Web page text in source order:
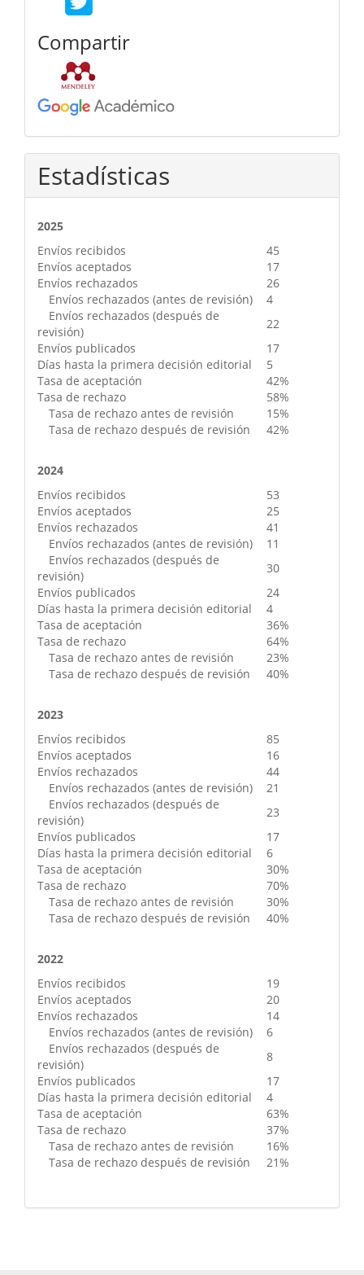
Compartir
Estadísticas
2025
Envíos recibidos
45
Envíos aceptados
17
Envíos rechazados
26
Envíos rechazados (antes de revisión)
4
Envíos rechazados (después de
revisión)
22
Envíos publicados
17
Días hasta la primera decisión editorial
5
Tasa de aceptación
42%
Tasa de rechazo
58%
Tasa de rechazo antes de revisión
15%
Tasa de rechazo después de revisión
42%
2024
Envíos recibidos
53
Envíos aceptados
25
Envíos rechazados
41
Envíos rechazados (antes de revisión)
11
Envíos rechazados (después de
revisión)
30
Envíos publicados
24
Días hasta la primera decisión editorial
4
Tasa de aceptación
36%
Tasa de rechazo
64%
Tasa de rechazo antes de revisión
23%
Tasa de rechazo después de revisión
40%
2023
Envíos recibidos
85
Envíos aceptados
16
Envíos rechazados
44
Envíos rechazados (antes de revisión)
21
Envíos rechazados (después de
revisión)
23
Envíos publicados
17
Días hasta la primera decisión editorial
6
Tasa de aceptación
30%
Tasa de rechazo
70%
Tasa de rechazo antes de revisión
30%
Tasa de rechazo después de revisión
40%
2022
Envíos recibidos
19
Envíos aceptados
20
Envíos rechazados
14
Envíos rechazados (antes de revisión)
6
Envíos rechazados (después de
revisión)
8
Envíos publicados
17
Días hasta la primera decisión editorial
4
Tasa de aceptación
63%
Tasa de rechazo
37%
Tasa de rechazo antes de revisión
16%
Tasa de rechazo después de revisión
21%